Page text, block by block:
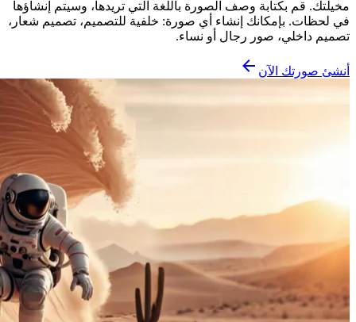
مخيلتك. قم بكتابة وصف الصورة باللغة التي تريدها، وسيتم إنشاؤها
في لحظات. بإمكانك إنشاء أي صورة: خلفية للتصميم، تصميم شعار،
تصميم داخلي، صور رجال أو نساء.
أنشئ صورتك الآن